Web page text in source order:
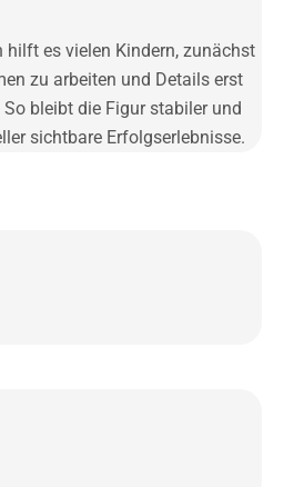
hilft es vielen Kindern, zunächst
zu arbeiten und Details erst
bleibt die Figur stabiler und
sichtbare Erfolgserlebnisse.